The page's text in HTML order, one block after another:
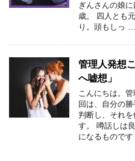
ぎんさんの娘
歳。 四人とも
り。頭もしっ …
管理人発想
へ嘘想」
こんにちは。
回は、自分の
判断し、それ
す。 噂話しは
になるもので